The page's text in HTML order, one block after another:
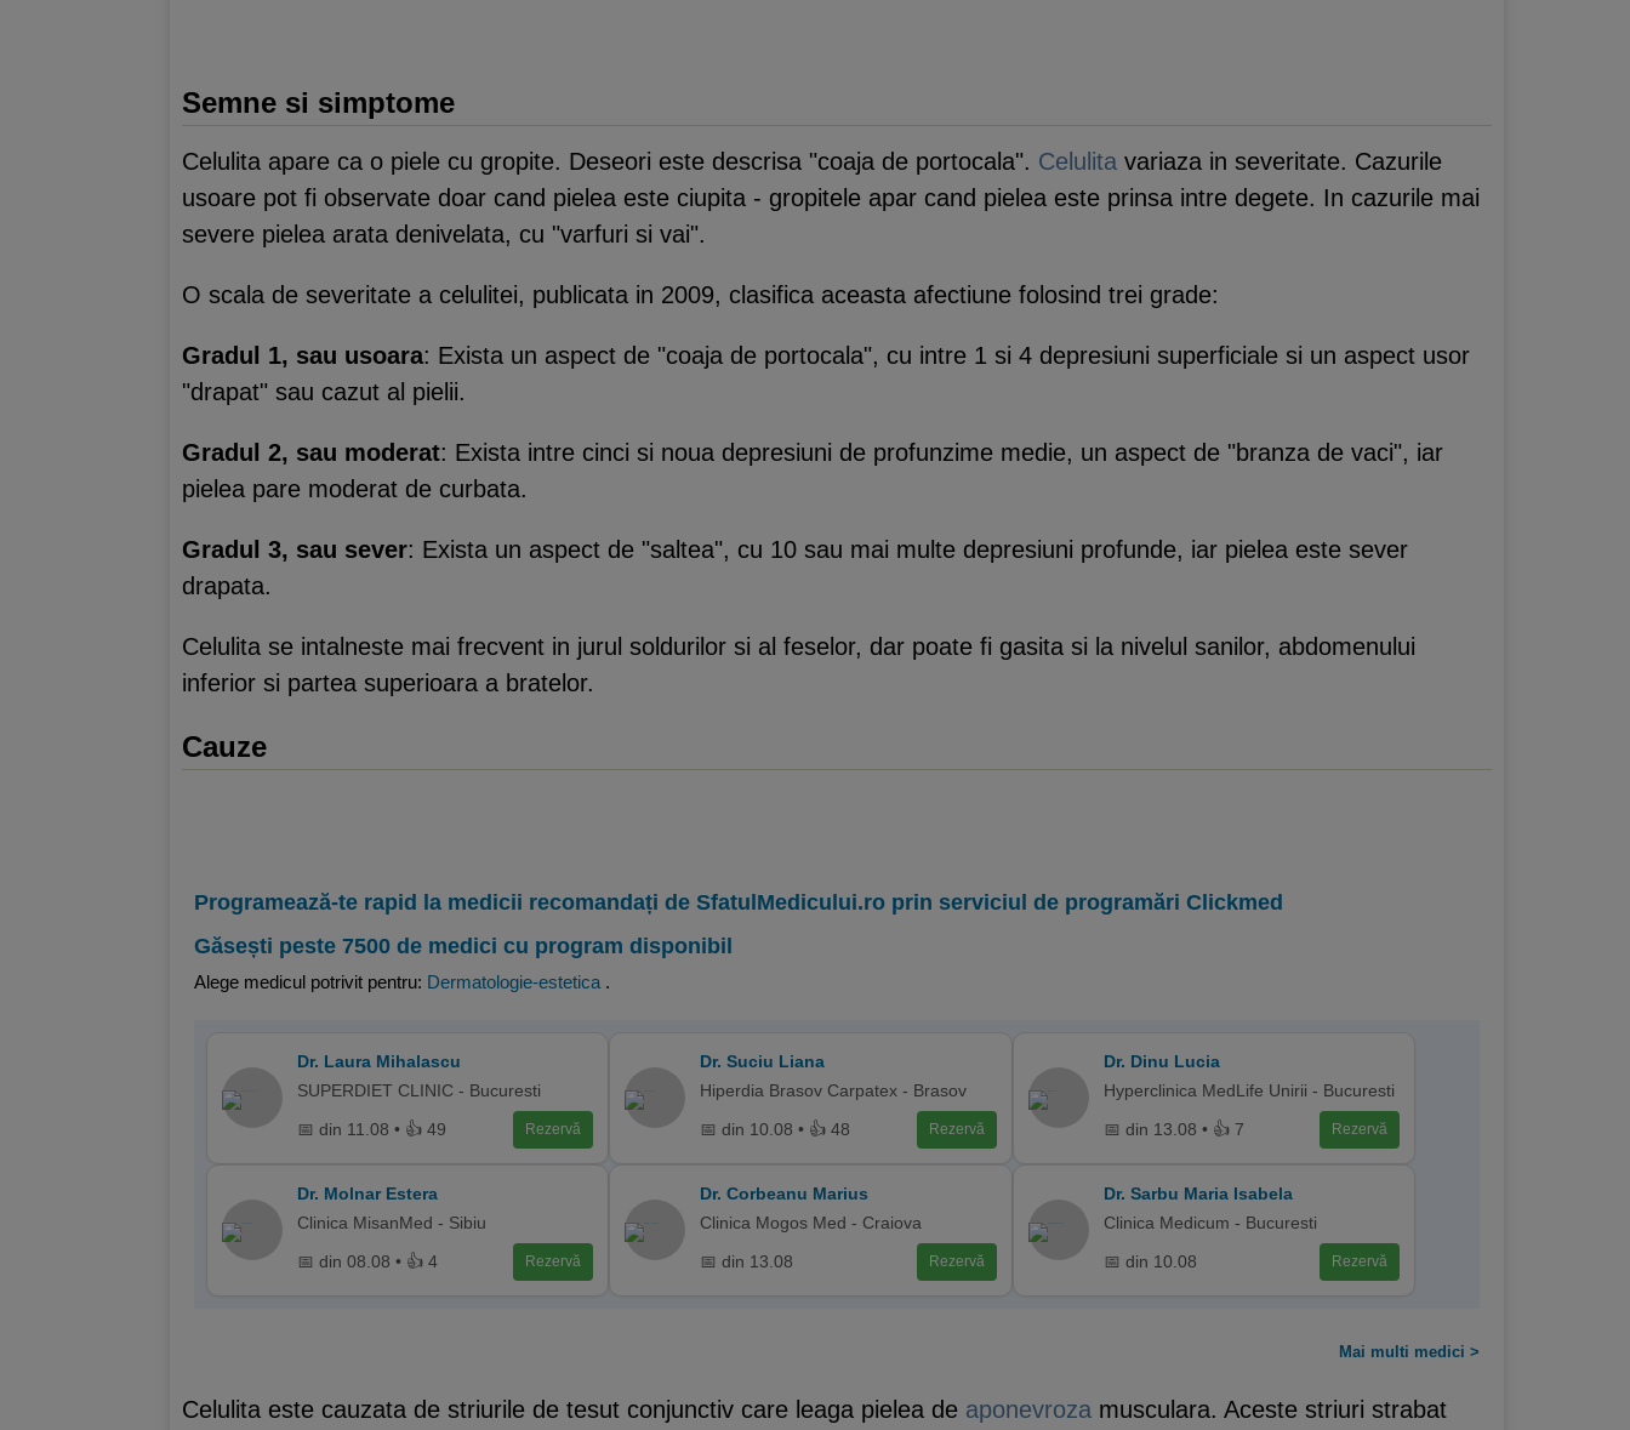
Semne si simptome
Celulita apare ca o piele cu gropite. Deseori este descrisa "coaja de portocala". Celulita variaza in severitate. Cazurile
usoare pot fi observate doar cand pielea este ciupita - gropitele apar cand pielea este prinsa intre degete. In cazurile mai
severe pielea arata denivelata, cu "varfuri si vai".
O scala de severitate a celulitei, publicata in 2009, clasifica aceasta afectiune folosind trei grade:
Gradul 1, sau usoara: Exista un aspect de "coaja de portocala", cu intre 1 si 4 depresiuni superficiale si un aspect usor
"drapat" sau cazut al pielii.
Gradul 2, sau moderat: Exista intre cinci si noua depresiuni de profunzime medie, un aspect de "branza de vaci", iar
pielea pare moderat de curbata.
Gradul 3, sau sever: Exista un aspect de "saltea", cu 10 sau mai multe depresiuni profunde, iar pielea este sever
drapata.
Celulita se intalneste mai frecvent in jurul soldurilor si al feselor, dar poate fi gasita si la nivelul sanilor, abdomenului
inferior si partea superioara a bratelor.
Cauze
Programează-te rapid la medicii recomandați de SfatulMedicului.ro prin serviciul de programări Clickmed
Găsești peste 7500 de medici cu program disponibil
Alege medicul potrivit pentru: Dermatologie-estetica .
Dr. Laura Mihalascu
SUPERDIET CLINIC - Bucuresti
📅 din 11.08 • 👍 49 Rezervă
Dr. Suciu Liana
Hiperdia Brasov Carpatex - Brasov
📅 din 10.08 • 👍 48 Rezervă
Dr. Dinu Lucia
Hyperclinica MedLife Unirii - Bucuresti
📅 din 13.08 • 👍 7 Rezervă
Dr. Molnar Estera
Clinica MisanMed - Sibiu
📅 din 08.08 • 👍 4 Rezervă
Dr. Corbeanu Marius
Clinica Mogos Med - Craiova
📅 din 13.08 Rezervă
Dr. Sarbu Maria Isabela
Clinica Medicum - Bucuresti
📅 din 10.08 Rezervă
Mai multi medici >
Celulita este cauzata de striurile de tesut conjunctiv care leaga pielea de aponevroza musculara. Aceste striuri strabat